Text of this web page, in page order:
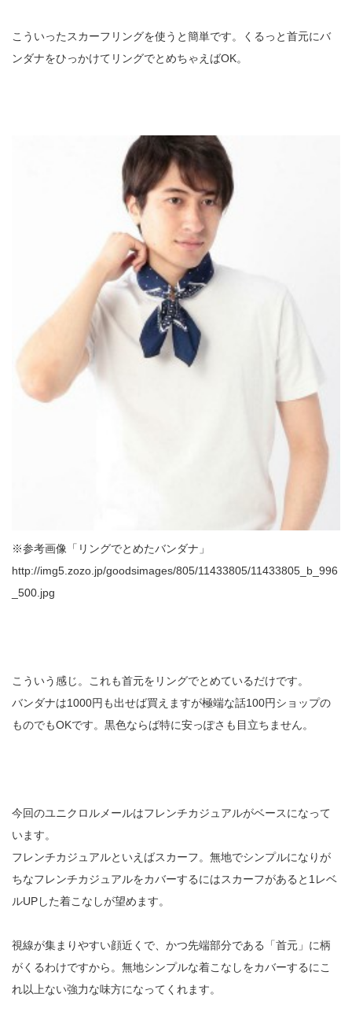
こういったスカーフリングを使うと簡単です。くるっと首元にバ
ンダナをひっかけてリングでとめちゃえばOK。
※参考画像「リングでとめたバンダナ」
http://img5.zozo.jp/goodsimages/805/11433805/11433805_b_996
_500.jpg
こういう感じ。これも首元をリングでとめているだけです。
バンダナは1000円も出せば買えますが極端な話100円ショップの
ものでもOKです。黒色ならば特に安っぽさも目立ちません。
今回のユニクロルメールはフレンチカジュアルがベースになって
います。
フレンチカジュアルといえばスカーフ。無地でシンプルになりが
ちなフレンチカジュアルをカバーするにはスカーフがあると1レベ
ルUPした着こなしが望めます。
視線が集まりやすい顔近くで、かつ先端部分である「首元」に柄
がくるわけですから。無地シンプルな着こなしをカバーするにこ
れ以上ない強力な味方になってくれます。